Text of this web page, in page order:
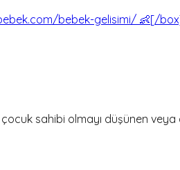
bebek-gelisimi/ 👶[/
sahibi olmayı düşünen